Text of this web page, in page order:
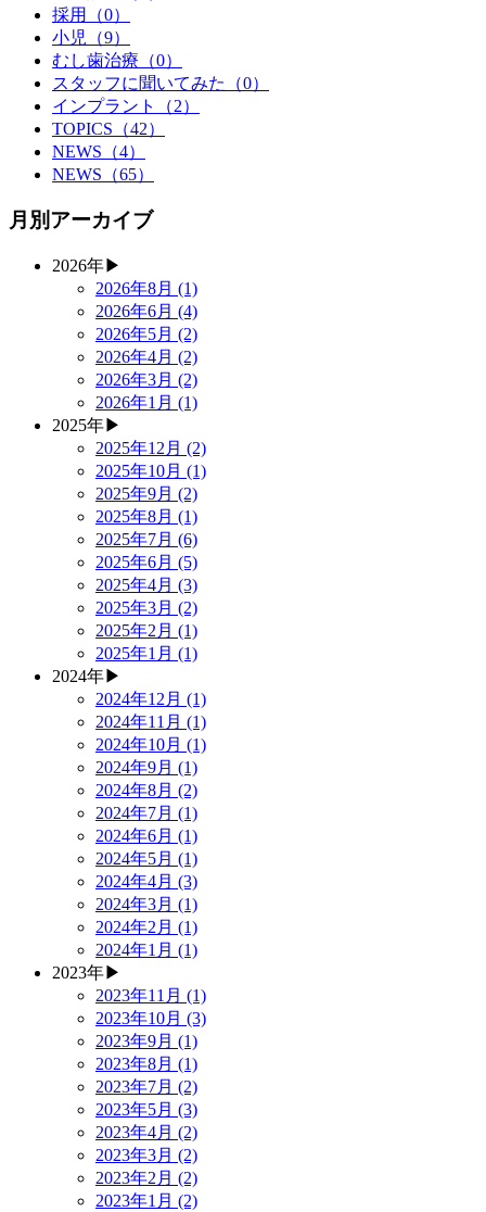
採用
（0）
小児
（9）
むし歯治療 （0）
スタッフに聞いてみた
（0）
インプラント
（2）
TOPICS （42）
NEWS （4）
NEWS （65）
月別アーカイブ
2026年▶
2026年8月 (1)
2026年6月 (4)
2026年5月 (2)
2026年4月 (2)
2026年3月 (2)
2026年1月 (1)
2025年▶
2025年12月 (2)
2025年10月 (1)
2025年9月 (2)
2025年8月 (1)
2025年7月 (6)
2025年6月 (5)
2025年4月 (3)
2025年3月 (2)
2025年2月 (1)
2025年1月 (1)
2024年▶
2024年12月 (1)
2024年11月 (1)
2024年10月 (1)
2024年9月 (1)
2024年8月 (2)
2024年7月 (1)
2024年6月 (1)
2024年5月 (1)
2024年4月 (3)
2024年3月 (1)
2024年2月 (1)
2024年1月 (1)
2023年▶
2023年11月 (1)
2023年10月 (3)
2023年9月 (1)
2023年8月 (1)
2023年7月 (2)
2023年5月 (3)
2023年4月 (2)
2023年3月 (2)
2023年2月 (2)
2023年1月 (2)